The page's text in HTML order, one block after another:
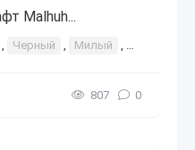
Malhuh...
, Черный , Милый , Маска
807 0